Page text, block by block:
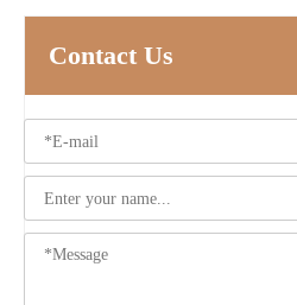
Contact Us